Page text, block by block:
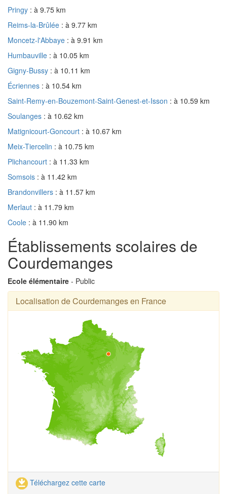
Pringy : à 9.75 km
Reims-la-Brûlée : à 9.77 km
Moncetz-l'Abbaye : à 9.91 km
Humbauville : à 10.05 km
Gigny-Bussy : à 10.11 km
Écriennes : à 10.54 km
Saint-Remy-en-Bouzemont-Saint-Genest-et-Isson : à 10.59 km
Soulanges : à 10.62 km
Matignicourt-Goncourt : à 10.67 km
Meix-Tiercelin : à 10.75 km
Plichancourt : à 11.33 km
Somsois : à 11.42 km
Brandonvillers : à 11.57 km
Merlaut : à 11.79 km
Coole : à 11.90 km
Établissements scolaires de
Courdemanges
Ecole élémentaire - Public
Localisation de Courdemanges en France
Téléchargez cette carte